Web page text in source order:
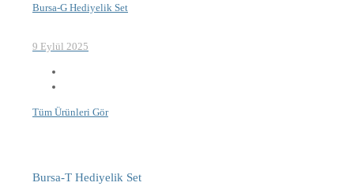
Bursa-G Hediyelik Set
9 Eylül 2025
Tüm Ürünleri Gör
Bursa-T Hediyelik Set